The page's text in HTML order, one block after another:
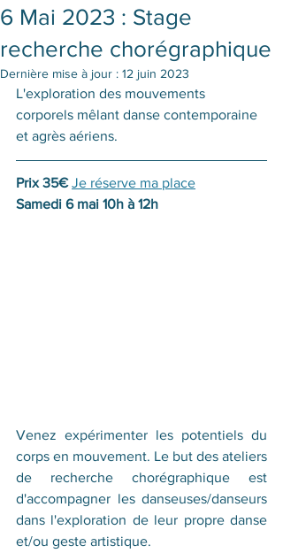
6 Mai 2023 : Stage
recherche chorégraphique
Dernière mise à jour : 12 juin 2023
L'exploration des mouvements
corporels mêlant danse contemporaine
et agrès aériens.
Prix 35€ Je réserve ma place
Samedi 6 mai 10h à 12h
Venez expérimenter les potentiels du
corps en mouvement. Le but des ateliers
de recherche chorégraphique est
d'accompagner les danseuses/danseurs
dans l'exploration de leur propre danse
et/ou geste artistique.